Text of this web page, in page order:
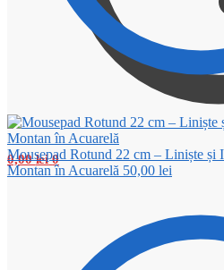
0,00lei 0
Mousepad Rotund 22 cm – Liniște și
Montan în Acuarelă 50,00 lei